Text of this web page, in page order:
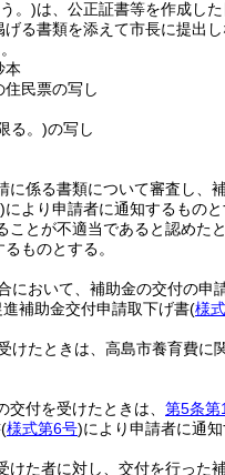
。)は、公正証書等を作成し
げる書類を添えて市長に提出し
本
民票の写し
る。)の写し
係る書類について審査し
)により申請者に通知するものと
とが不適当であると認めた
ものとする。
において、補助金の交付の
補助金交付申請取下げ書(様
けたときは、高島市養育費に
付を受けたときは、 第5条第
(様式第6号)により申請者に通知
た者に対し、交付を行った